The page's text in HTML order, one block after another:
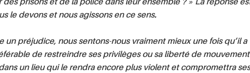
prisons et de la police dans leur ensemble ? » La réponse
le devons et nous agissons en ce sens.
un préjudice, nous sentons-nous vraiment mieux une fois qu’il a
de restreindre ses privilèges ou sa liberté de mouvement
un lieu qui le rendra encore plus violent et compromettra ses